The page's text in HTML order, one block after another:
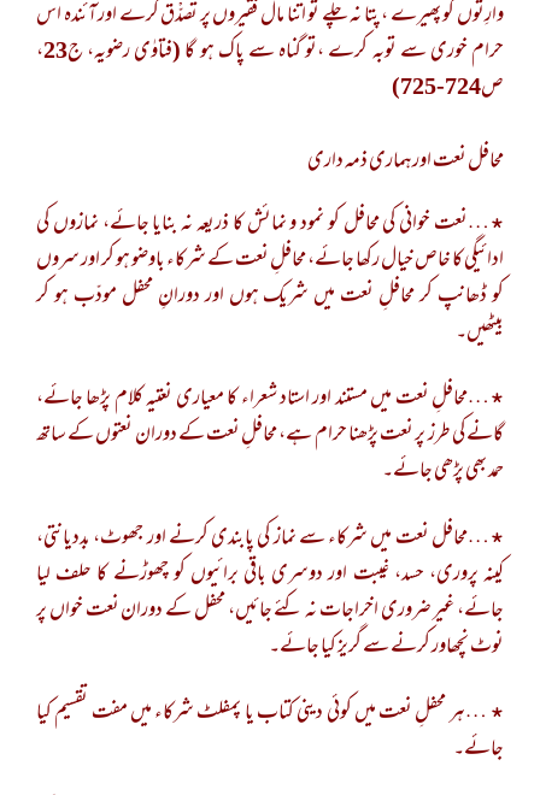
وارِثوں کو پھیرے ، پتا نہ چلے تو اتنا مال فقیروں پر تصدّْق کرے اور آئندہ اس
حرام خوری سے توبہ کرے ،تو گناہ سے پاک ہو گا (فتاوٰی رضویہ، ج23،
ص724-725)
محافل نعت اورہماری ذمہ داری
٭…نعت خوانی کی محافل کو نمود و نمائش کا ذریعہ نہ بنایا جائے، نمازوں کی
ادائیگی کا خاص خیال رکھا جائے، محافلِ نعت کے شرکاء باوضو ہو کر اور سروں
کو ڈھانپ کر محافلِ نعت میں شریک ہوں اور دورانِ محفل مودّب ہو کر
بیٹھیں۔
٭…محافلِ نعت میں مستند اور استاد شعراء کا معیاری نعتیہ کلام پڑھا جائے،
گانے کی طرز پر نعت پڑھنا حرام ہے، محافلِ نعت کے دوران نعتوں کے ساتھ
حمد بھی پڑھی جائے۔
٭…محافل نعت میں شرکاء سے نماز کی پابندی کرنے اور جھوٹ، بددیانتی،
کینہ پروری، حسد، غیبت اور دوسری باقی برائیوں کو چھوڑنے کا حلف لیا
جائے، غیر ضروری اخراجات نہ کئے جائیں، محفل کے دوران نعت خواں پر
نوٹ نچھاور کرنے سے گریز کیا جائے۔
٭ …ہر محفلِ نعت میں کوئی دینی کتاب یا پمفلٹ شرکاء میں مفت تقسیم کیا
جائے۔